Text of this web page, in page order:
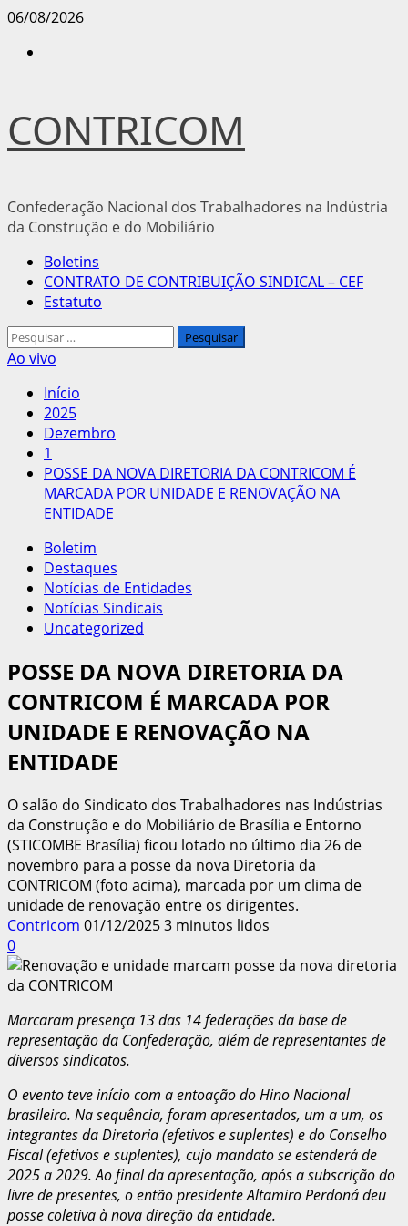
Avançar
06/08/2026
CONTRICOM
Confederação Nacional dos Trabalhadores na Indústria
da Construção e do Mobiliário
Menu
principal
Boletins
CONTRATO DE CONTRIBUIÇÃO SINDICAL – CEF
Estatuto
Pesquisar
por:
Ao vivo
Início
2025
Dezembro
1
POSSE DA NOVA DIRETORIA DA CONTRICOM É
MARCADA POR UNIDADE E RENOVAÇÃO NA
ENTIDADE
Boletim
Destaques
Notícias de Entidades
Notícias Sindicais
Uncategorized
POSSE DA NOVA DIRETORIA DA
CONTRICOM É MARCADA POR
UNIDADE E RENOVAÇÃO NA
ENTIDADE
O salão do Sindicato dos Trabalhadores nas Indústrias
da Construção e do Mobiliário de Brasília e Entorno
(STICOMBE Brasília) ficou lotado no último dia 26 de
novembro para a posse da nova Diretoria da
CONTRICOM (foto acima), marcada por um clima de
unidade de renovação entre os dirigentes.
Contricom 01/12/20253 minutos lidos
0
Marcaram presença 13 das 14 federações da base de
representação da Confederação, além de representantes de
diversos sindicatos.
O evento teve início com a entoação do Hino Nacional
brasileiro. Na sequência, foram apresentados, um a um, os
integrantes da Diretoria (efetivos e suplentes) e do Conselho
Fiscal (efetivos e suplentes), cujo mandato se estenderá de
2025 a 2029. Ao final da apresentação, após a subscrição do
livre de presentes, o então presidente Altamiro Perdoná deu
posse coletiva à nova direção da entidade.